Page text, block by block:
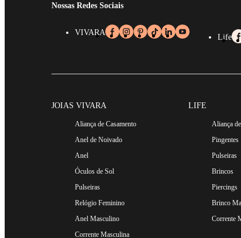
Nossas Redes Sociais
VIVARA
Life
JOIAS VIVARA
Aliança de Casamento
Anel de Noivado
Anel
Óculos de Sol
Pulseiras
Relógio Feminino
Anel Masculino
Corrente Masculina
LIFE
Aliança
Pingentes
Pulseiras
Brincos
Piercings
Brinco
Corrente